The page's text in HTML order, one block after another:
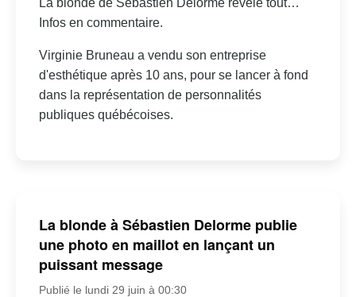
La blonde de Sébastien Delorme révèle tout…
Infos en commentaire.
Virginie Bruneau a vendu son entreprise
d'esthétique après 10 ans, pour se lancer à fond
dans la représentation de personnalités
publiques québécoises.
La blonde à Sébastien Delorme publie
une photo en maillot en lançant un
puissant message
Publié le lundi 29 juin à 00:30